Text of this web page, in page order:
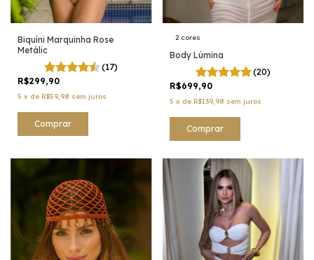
Biquíni Marquinha Rose
Metálic
(17)
R$299,90
5 x de R$59,98 sem juros
Comprar
2 cores
Body Lúmina
(20)
R$699,90
5 x de R$139,98 sem juros
Comprar